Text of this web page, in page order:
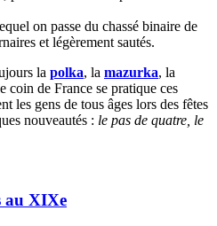
on passe du chassé binaire de
et légèrement sautés.
la polka, la mazurka, la
coin de France se pratique ces
les gens de tous âges lors des fêtes
nouveautés : le pas de quatre, le
au XIXe